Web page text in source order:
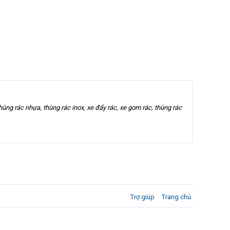
rác nhựa, thùng rác inox, xe đẩy rác, xe gom rác, thùng rác
Trợ giúp Trang chủ